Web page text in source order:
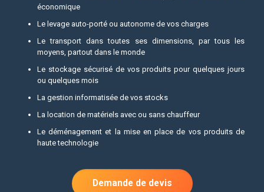
économique
Le levage auto-porté ou autonome de vos charges
Le transport dans toutes ses dimensions, par tous les
moyens, partout dans le monde
Le stockage sécurisé de vos produits pour quelques jours
ou quelques mois
La gestion informatisée de vos stocks
La location de matériels avec ou sans chauffeur
Le déménagement et la mise en place de vos produits de
haute technologie
Demande de devis